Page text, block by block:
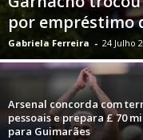
por empréstimo
Gabriela Ferreira - 24 Julho
Arsenal concorda com
pessoais e prepara £ 70
para Guimarães